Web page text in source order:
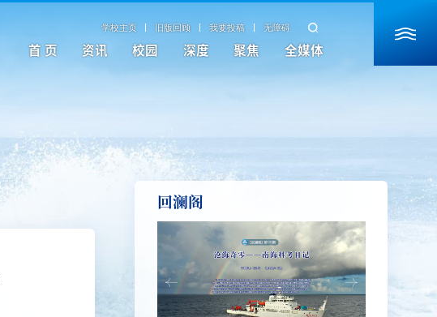
学校主页 旧版回顾 我要投稿 无障碍
首 页 资讯 校园 深度 聚焦 全媒体
回澜阁